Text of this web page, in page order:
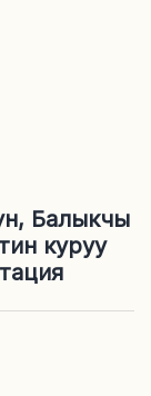
Балыкчы
куруу